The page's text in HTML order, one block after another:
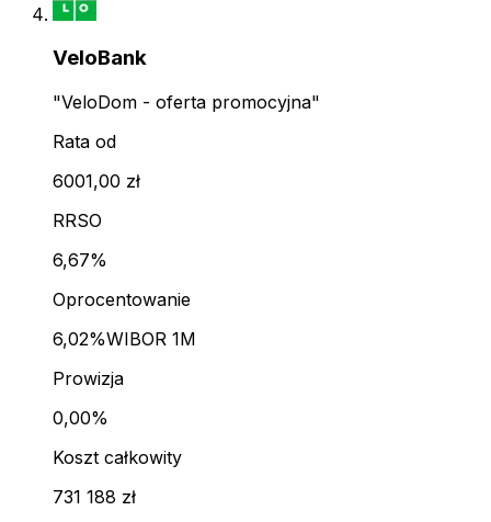
VeloBank
"VeloDom - oferta promocyjna"
Rata od
6001,00 zł
RRSO
6,67%
Oprocentowanie
6,02%WIBOR 1M
Prowizja
0,00%
Koszt całkowity
731 188 zł